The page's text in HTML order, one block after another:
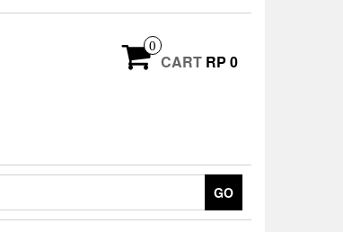
0
CART RP 0
GO